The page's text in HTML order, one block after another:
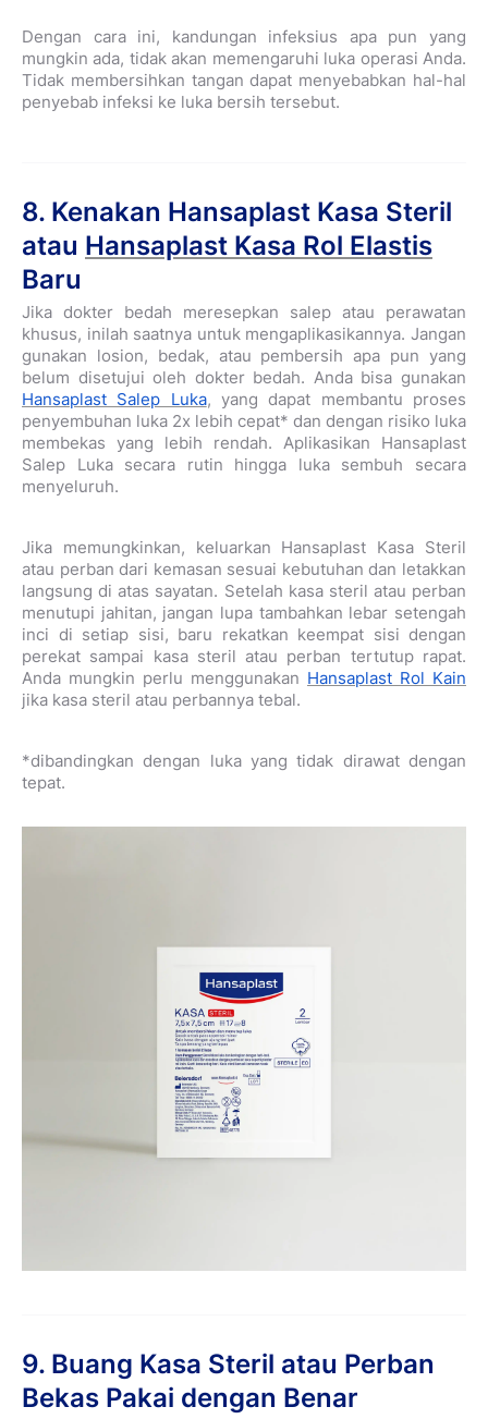
Dengan cara ini, kandungan infeksius apa pun yang
mungkin ada, tidak akan memengaruhi luka operasi Anda.
Tidak membersihkan tangan dapat menyebabkan hal-hal
penyebab infeksi ke luka bersih tersebut.
8. Kenakan Hansaplast Kasa Steril
atau Hansaplast Kasa Rol Elastis
Baru
Jika dokter bedah meresepkan salep atau perawatan
khusus, inilah saatnya untuk mengaplikasikannya. Jangan
gunakan losion, bedak, atau pembersih apa pun yang
belum disetujui oleh dokter bedah. Anda bisa gunakan
Hansaplast Salep Luka, yang dapat membantu proses
penyembuhan luka 2x lebih cepat* dan dengan risiko luka
membekas yang lebih rendah. Aplikasikan Hansaplast
Salep Luka secara rutin hingga luka sembuh secara
menyeluruh.
Jika memungkinkan, keluarkan Hansaplast Kasa Steril
atau perban dari kemasan sesuai kebutuhan dan letakkan
langsung di atas sayatan. Setelah kasa steril atau perban
menutupi jahitan, jangan lupa tambahkan lebar setengah
inci di setiap sisi, baru rekatkan keempat sisi dengan
perekat sampai kasa steril atau perban tertutup rapat.
Anda mungkin perlu menggunakan Hansaplast Rol Kain
jika kasa steril atau perbannya tebal.
*dibandingkan dengan luka yang tidak dirawat dengan
tepat.
9. Buang Kasa Steril atau Perban
Bekas Pakai dengan Benar